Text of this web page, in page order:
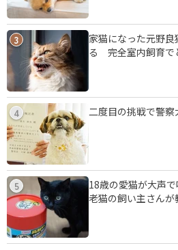
3
家猫になった元野
る 完全室内飼育で
4 二度目の挑戦で警察
5
18歳の愛猫が大声
老猫の飼い主さん